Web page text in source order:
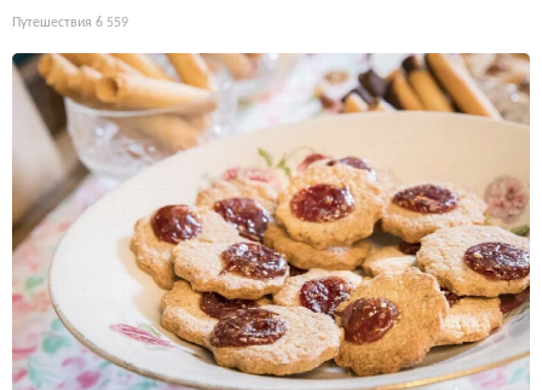
Путешествия 6 559